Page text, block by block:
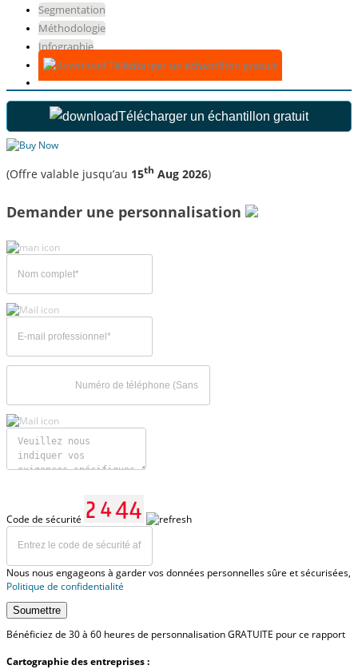
Segmentation
Méthodologie
Infographie
Télécharger un échantillon gratuit
Télécharger un échantillon gratuit
(Offre valable jusqu’au 15th Aug 2026)
Demander une personnalisation
Code de sécurité
Nous nous engageons à garder vos données personnelles sûre et sécurisées,
Politique de confidentialité
Soumettre
Bénéficiez de 30 à 60 heures de personnalisation GRATUITE pour ce rapport
Cartographie des entreprises :